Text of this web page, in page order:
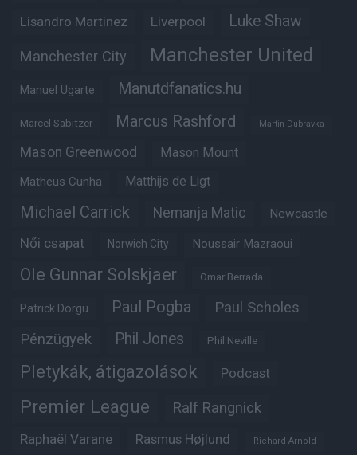
Lisandro Martinez Liverpool Luke Shaw
Manchester City Manchester United
Manuel Ugarte Manutdfanatics.hu
Marcel Sabitzer Marcus Rashford Martin Dubravka
Mason Greenwood Mason Mount
Matheus Cunha Matthijs de Ligt
Michael Carrick Nemanja Matic Newcastle
Női csapat Norwich City Noussair Mazraoui
Ole Gunnar Solskjaer Omar Berrada
Patrick Dorgu Paul Pogba Paul Scholes
Pénzügyek Phil Jones Phil Neville
Pletykák, átigazolások Podcast
Premier League Ralf Rangnick
Raphaël Varane Rasmus Højlund Richard Arnold